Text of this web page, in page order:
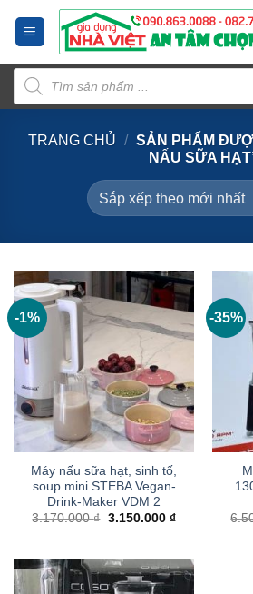
dung
Tìm
kiếm
sản
phẩm
TRANG CHỦ / SẢN PHẨM
NẤU SỮA
-1%
Máy nấu sữa hạt, sinh tố,
soup mini STEBA Vegan-
Drink-Maker VDM 2
3.170.000₫ Giá
3.150.000 ₫Giá
3.150.000 ₫.
-35%